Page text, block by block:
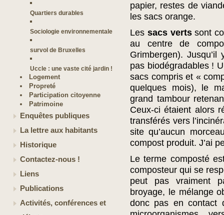
Quartiers durables
Sociologie environnementale
survol de Bruxelles
Uccle : une vaste cité jardin !
Logement
Propreté
Participation citoyenne
Patrimoine
Enquêtes publiques
La lettre aux habitants
Historique
Contactez-nous !
Liens
Publications
Activités, conférences et
papier, restes de
les sacs orange.
Les sacs vertssont
au centre de
Grimbergen).
pas biodégradables !
sacs compris et «
quelques mois), le
grand tambour
Ceux-ci étaient alors
transférés vers
site qu’aucun
compost produit. J’ai
Le terme composté
composteur qui se
peut pas vraiment
broyage, le mélange
donc pas en contact